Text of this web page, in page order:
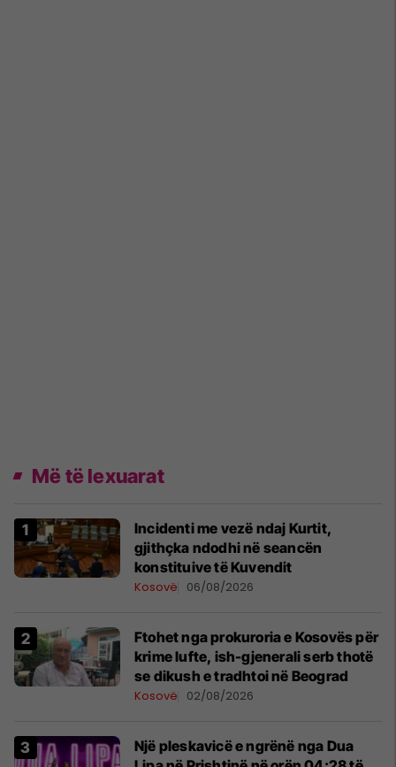
Më të lexuarat
Incidenti me vezë ndaj Kurtit,
gjithçka ndodhi në seancën
konstituive të Kuvendit
Kosovë 06/08/2026
Ftohet nga prokuroria e Kosovës për
krime lufte, ish-gjenerali serb thotë
se dikush e tradhtoi në Beograd
Kosovë 02/08/2026
Një pleskavicë e ngrënë nga Dua